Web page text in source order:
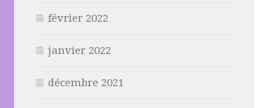
février 2022
janvier 2022
décembre 2021